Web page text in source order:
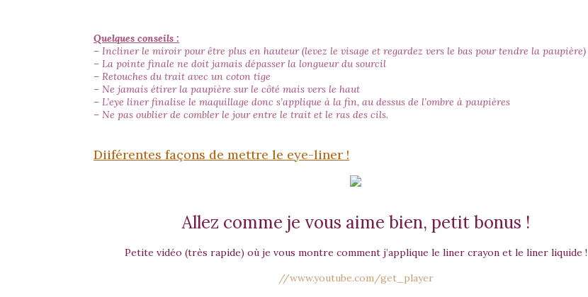
Quelques conseils :
– Incliner le miroir pour être plus en hauteur (levez le visage et regardez vers le bas pour tendre la paupière)
– La pointe finale ne doit jamais dépasser la longueur du sourcil
– Retouches du trait avec un coton tige
– Ne jamais étirer la paupière sur le côté mais vers le haut
– L’eye liner finalise le maquillage donc s’applique à la fin, au dessus de l’ombre à paupières
– Ne pas oublier de combler le jour entre le trait et le ras des cils.
Diiférentes façons de mettre le eye-liner !
Allez comme je vous aime bien, petit bonus !
Petite vidéo (très rapide) où je vous montre comment j’applique le liner crayon et le liner liquide !
//www.youtube.com/get_player